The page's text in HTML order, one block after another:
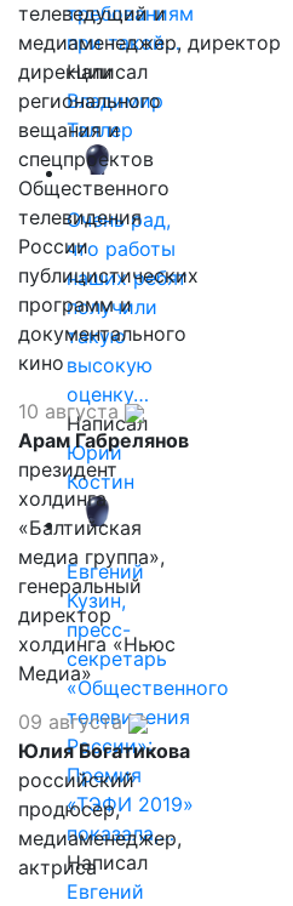
требованиям
при такой…
Написал
Владимир
Таллер
Очень рад,
что работы
наших ребят
получили
такую
высокую
оценку…
Написал
Юрий
Костин
Евгений
Кузин,
пресс-
секретарь
«Общественного
телевидения
России»:
Премия
«ТЭФИ 2019»
показала,…
Написал
Евгений
телеведущий и
медиаменеджер, директор
дирекции
регионального
вещания и
спецпроектов
Общественного
телевидения
России
публицистических
программ и
документального
кино
10 августа
Арам Габрелянов
президент
холдинга
«Балтийская
медиа группа»,
генеральный
директор
холдинга «Ньюс
Медиа»
09 августа
Юлия Богатикова
российский
продюсер,
медиаменеджер,
актриса